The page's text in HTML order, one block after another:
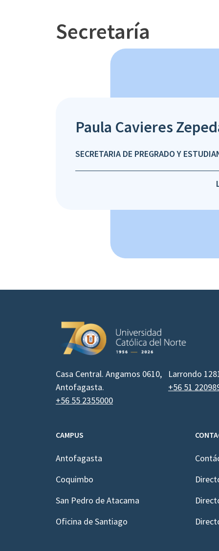
Secretaría
Paula Cavieres
SECRETARIA DE PREGRADO Y
Casa Central. Angamos 0610,
Antofagasta.
+56 55 2355000
Larrondo
+56 51
CAMPUS
Antofagasta
Coquimbo
San Pedro de Atacama
Oficina de Santiago